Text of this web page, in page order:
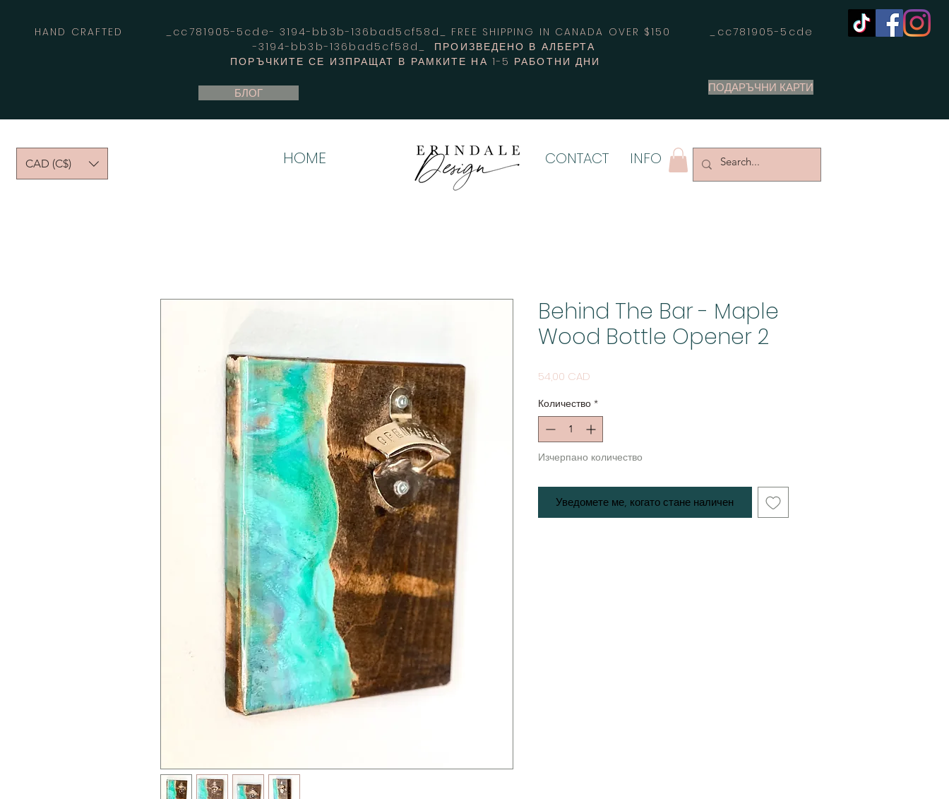
HAND CRAFTED _cc781905-5cde- 3194-bb3b-136bad5cf58d_ FREE SHIPPING IN CANADA OVER $150 _cc781905-5cde
-3194-bb3b-136bad5cf58d_ ПРОИЗВЕДЕНО В АЛБЕРТА
ПОРЪЧКИТЕ СЕ ИЗПРАЩАТ В РАМКИТЕ НА 1-5 РАБОТНИ ДНИ
БЛОГ ПОДАРЪЧНИ КАРТИ
CAD (C$) HOME CONTACT INFO
Behind The Bar - Maple
Wood Bottle Opener 2
54,00 CAD
Количество *
Изчерпано количество
Уведомете ме, когато стане наличен